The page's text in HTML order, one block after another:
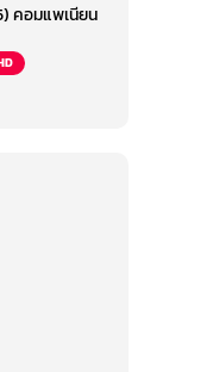
คอมแพเนียน